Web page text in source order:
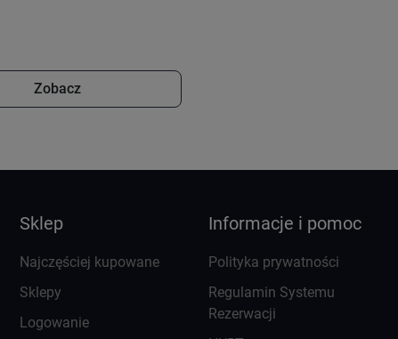
Zobacz
Sklep
Najczęściej kupowane
Sklepy
Logowanie
Informacje i pomoc
Polityka prywatności
Regulamin Systemu
Rezerwacji